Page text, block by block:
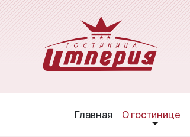
Главная О гостинице